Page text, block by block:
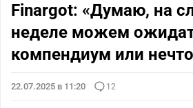
Finargot: «Думаю, на
неделе можем
компендиум или
22.07.2025 в 11:20 12